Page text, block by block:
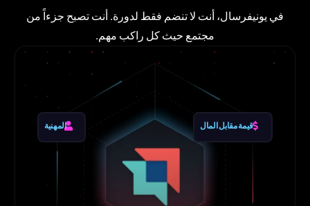
في يونيفرسال، أنت لا تنضم فقط لدورة. أنت تصبح جزءاً من
مجتمع حيث كل راكب مهم.
قيمة مقابل المال المهنية